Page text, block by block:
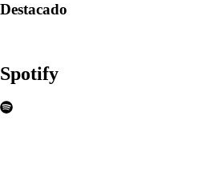
Destacado
Spotify